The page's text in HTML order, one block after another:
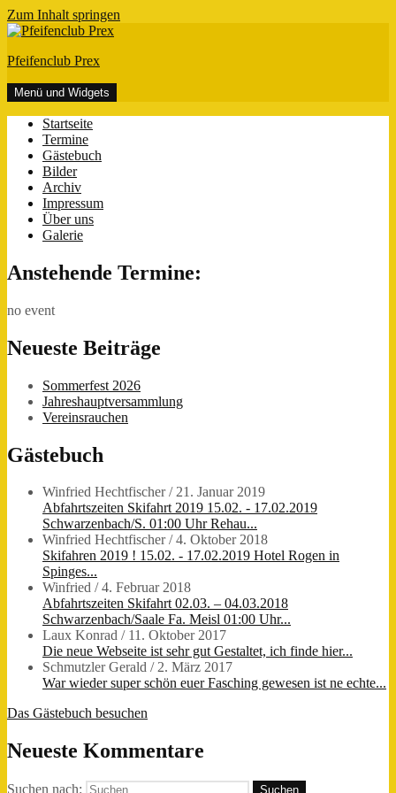
Zum Inhalt springen
Pfeifenclub Prex
Menü und Widgets
Startseite
Termine
Gästebuch
Bilder
Archiv
Impressum
Über uns
Galerie
Anstehende Termine:
no event
Neueste Beiträge
Sommerfest 2026
Jahreshauptversammlung
Vereinsrauchen
Gästebuch
Winfried Hechtfischer/21. Januar 2019
Abfahrtszeiten Skifahrt 2019 15.02. - 17.02.2019
Schwarzenbach/S. 01:00 Uhr Rehau...
Winfried Hechtfischer/4. Oktober 2018
Skifahren 2019 ! 15.02. - 17.02.2019 Hotel Rogen in
Spinges...
Winfried /4. Februar 2018
Abfahrtszeiten Skifahrt 02.03. – 04.03.2018
Schwarzenbach/Saale Fa. Meisl 01:00 Uhr...
Laux Konrad / 11. Oktober 2017
Die neue Webseite ist sehr gut Gestaltet, ich finde hier...
Schmutzler Gerald /2. März 2017
War wieder super schön euer Fasching gewesen ist ne echte...
Das Gästebuch besuchen
Neueste Kommentare
Suchen nach: